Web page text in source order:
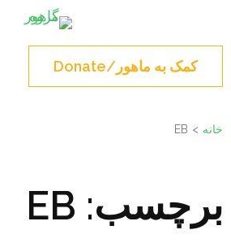
content
کمک به ماهور/Donate
خانه >
EB
برچسب: EB